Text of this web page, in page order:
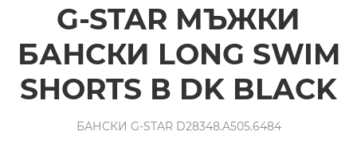
G-STAR МЪЖКИ
БАНСКИ LONG SWIM
SHORTS В DK BLACK
БАНСКИ G-STAR D28348.A505.6484